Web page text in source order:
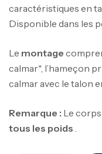
caractéristiques en
Disponible dans les
Le montage
calmar*, l’hameçon
calmar avec le talon
Remarque : Le
tous les poids .